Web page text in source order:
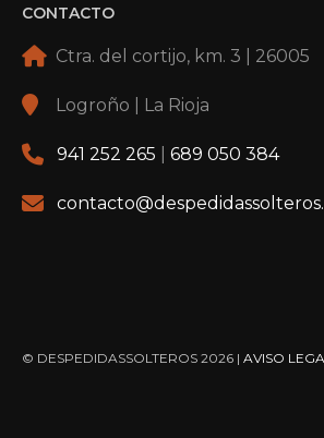
CONTACTO
Ctra. del cortijo, km. 3 | 26005
Logroño | La Rioja
941 252 265 689 050 384
© DESPEDIDASSOLTEROS 2026 | AVISO